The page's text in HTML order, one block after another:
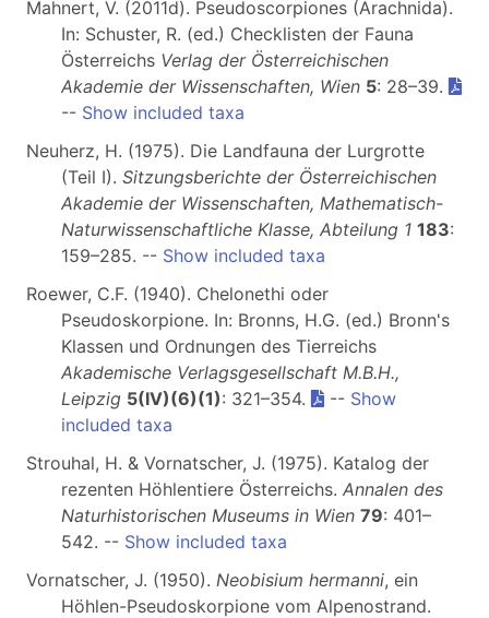
Mahnert, V. (2011d). Pseudoscorpiones (Arachnida).
In: Schuster, R. (ed.) Checklisten der Fauna
Österreichs Verlag der Österreichischen
Akademie der Wissenschaften, Wien 5: 28–39.
-- Show included taxa
Neuherz, H. (1975). Die Landfauna der Lurgrotte
(Teil I). Sitzungsberichte der Österreichischen
Akademie der Wissenschaften, Mathematisch-
Naturwissenschaftliche Klasse, Abteilung 1 183:
159–285. -- Show included taxa
Roewer, C.F. (1940). Chelonethi oder
Pseudoskorpione. In: Bronns, H.G. (ed.) Bronn's
Klassen und Ordnungen des Tierreichs
Akademische Verlagsgesellschaft M.B.H.,
Leipzig 5(IV)(6)(1): 321–354. -- Show
included taxa
Strouhal, H. & Vornatscher, J. (1975). Katalog der
rezenten Höhlentiere Österreichs. Annalen des
Naturhistorischen Museums in Wien 79: 401–
542. -- Show included taxa
Vornatscher, J. (1950). Neobisium hermanni, ein
Höhlen-Pseudoskorpione vom Alpenostrand.